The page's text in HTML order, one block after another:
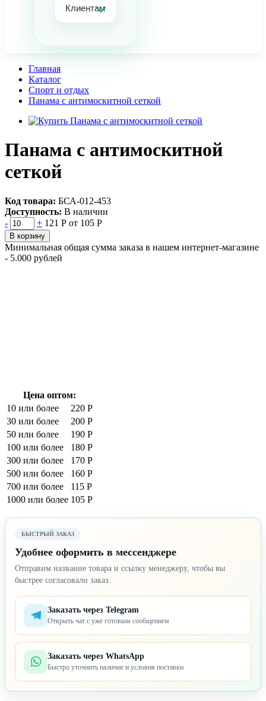
Клиентам
Главная
Каталог
Спорт и отдых
Панама с антимоскитной сеткой
Панама с антимоскитной
сеткой
Код товара: БСА-012-453
Доступность: В наличии
-
+ 121 Р от 105 Р
В корзину
Минимальная общая сумма заказа в нашем интернет-магазине
- 5.000 рублей
Цена оптом:
10 или более
220 Р
30 или более
200 Р
50 или более
190 Р
100 или более
180 Р
300 или более
170 Р
500 или более
160 Р
700 или более
115 Р
1000 или более 105 Р
БЫСТРЫЙ ЗАКАЗ
Удобнее оформить в мессенджере
Отправим название товара и ссылку менеджеру, чтобы вы
быстрее согласовали заказ.
Заказать через Telegram
Открыть чат с уже готовым сообщением
Заказать через WhatsApp
Быстро уточнить наличие и условия поставки